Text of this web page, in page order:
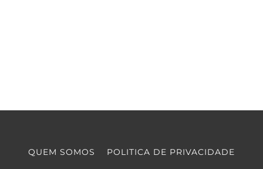
QUEM SOMOS POLITICA DE PRIVACIDADE